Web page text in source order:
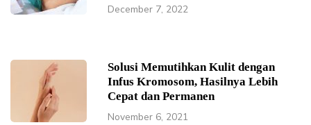
December 7, 2022
Solusi Memutihkan Kulit dengan
Infus Kromosom, Hasilnya Lebih
Cepat dan Permanen
November 6, 2021